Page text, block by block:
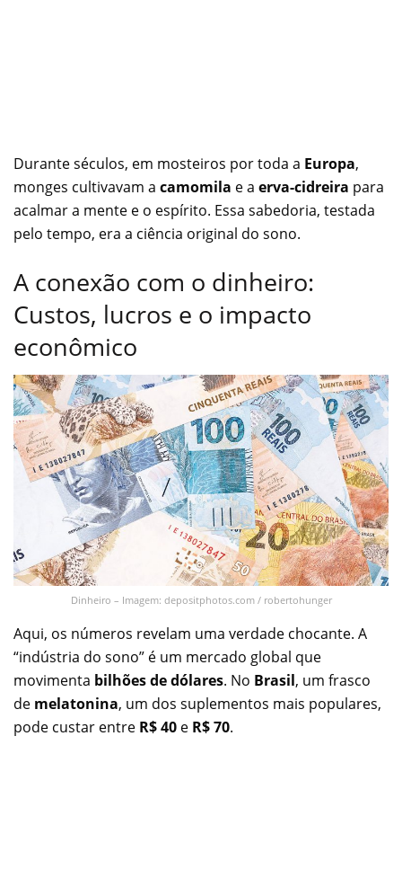
Durante séculos, em mosteiros por toda a Europa,
monges cultivavam a camomila e a erva-cidreira para
acalmar a mente e o espírito. Essa sabedoria, testada
pelo tempo, era a ciência original do sono.
A conexão com o dinheiro:
Custos, lucros e o impacto
econômico
Dinheiro – Imagem: depositphotos.com / robertohunger
Aqui, os números revelam uma verdade chocante. A
“indústria do sono” é um mercado global que
movimenta bilhões de dólares. No Brasil, um frasco
de melatonina, um dos suplementos mais populares,
pode custar entre R$ 40 e R$ 70.